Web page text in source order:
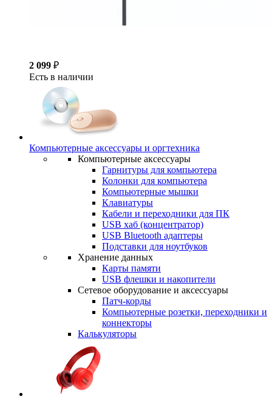
2 099 ₽
Есть в наличии
Компьютерные аксессуары и оргтехника
Компьютерные аксессуары
Гарнитуры для компьютера
Колонки для компьютера
Компьютерные мышки
Клавиатуры
Кабели и переходники для ПК
USB хаб (концентратор)
USB Bluetooth адаптеры
Подставки для ноутбуков
Хранение данных
Карты памяти
USB флешки и накопители
Сетевое оборудование и аксессуары
Патч-корды
Компьютерные розетки, переходники и
коннекторы
Калькуляторы